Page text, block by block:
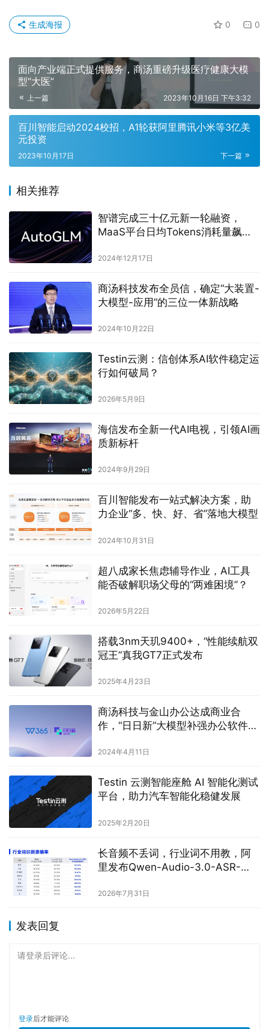
0 0
生成海报
面向产业端正式提供服务，商汤重磅升级医疗健康大模
型“大医”
上一篇 2023年10月16日 下午3:32
百川智能启动2024校招，A1轮获阿里腾讯小米等3亿美
元投资
下一篇
2023年10月17日
相关推荐
智谱完成三十亿元新一轮融资，
MaaS平台日均Tokens消耗量飙升
2024年12月17日
商汤科技发布全员信，确定“大装置-
大模型-应用”的三位一体新战略
2024年10月22日
Testin云测：信创体系AI软件稳定运
行如何破局？
2026年5月9日
海信发布全新一代AI电视，引领AI画
质新标杆
2024年9月29日
百川智能发布一站式解决方案，助
力企业“多、快、好、省”落地大模型
2024年10月31日
超八成家长焦虑辅导作业，AI工具
能否破解职场父母的“两难困境”？
2026年5月22日
搭载3nm天玑9400+，“性能续航双
冠王”真我GT7正式发布
2025年4月23日
商汤科技与金山办公达成商业合
作，“日日新”大模型补强办公软件理
2024年4月11日
Testin 云测智能座舱 AI 智能化测试
平台，助力汽车智能化稳健发展
2025年2月20日
长音频不丢词，行业词不用教，阿
里发布Qwen-Audio-3.0-ASR-
2026年7月31日
发表回复
请登录后评论...
登录后才能评论